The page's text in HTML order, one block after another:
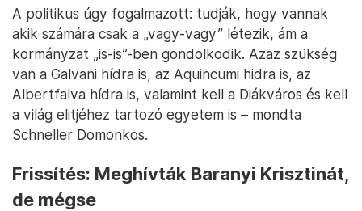
A politikus úgy fogalmazott: tudják, hogy vannak
akik számára csak a „vagy-vagy” létezik, ám a
kormányzat „is-is”-ben gondolkodik. Azaz szükség
van a Galvani hídra is, az Aquincumi hidra is, az
Albertfalva hídra is, valamint kell a Diákváros és kell
a világ elitjéhez tartozó egyetem is – mondta
Schneller Domonkos.
Frissítés: Meghívták Baranyi Krisztinát,
de mégse